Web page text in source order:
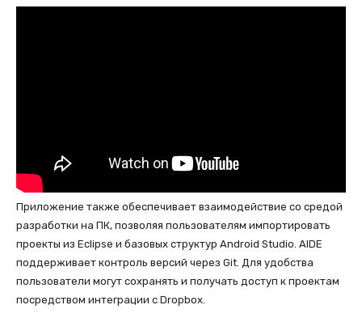
Приложение также обеспечивает взаимодействие со средой
разработки на ПК, позволяя пользователям импортировать
проекты из Eclipse и базовых структур Android Studio. AIDE
поддерживает контроль версий через Git. Для удобства
пользователи могут сохранять и получать доступ к проектам
посредством интеграции с Dropbox.